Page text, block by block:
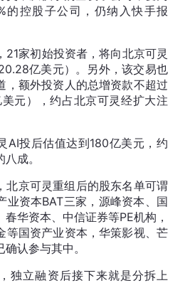
的控股子公司，仍纳入快手报
21家初始投资者，将向北京可灵
亿美元）。另外，该交易也
，额外投资人的总增资款不超过
元），约占北京可灵经扩大注
AI投后估值达到180亿美元，约
成。
北京可灵重组后的股东名单可谓
业资本BAT三家，源峰资本、国
华资本、中信证券等PE机构，
等国资产业资本，华策影视、芒
认参与其中。
独立融资后接下来就是分拆上